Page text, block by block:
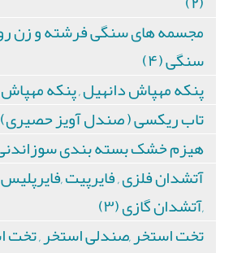
مجسمه های سنگی فرشته و زن
سنگی (۴)
پنکه مهپاش دانهیل , پنکه مهپاش
تاب ریکسی ( صندل آویز حصیری) hanging chair (۲)
هیزم خشک بسته بندی سوزاندنی
آتشدان فلزی , فایرپیت
,آتشدان گازی (۳)
تخت استخر ,صندلی استخر , تخت